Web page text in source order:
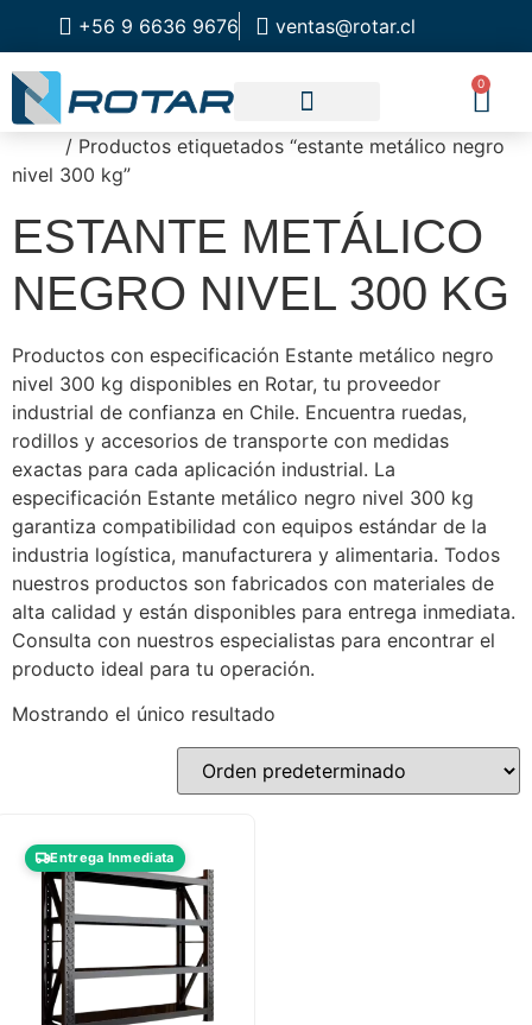
+56 9 6636 9676 ventas@rotar.cl
0
/ Productos etiquetados “estante metálico negro
nivel 300 kg”
ESTANTE METÁLICO
NEGRO NIVEL 300 KG
Productos con especificación Estante metálico negro
nivel 300 kg disponibles en Rotar, tu proveedor
industrial de confianza en Chile. Encuentra ruedas,
rodillos y accesorios de transporte con medidas
exactas para cada aplicación industrial. La
especificación Estante metálico negro nivel 300 kg
garantiza compatibilidad con equipos estándar de la
industria logística, manufacturera y alimentaria. Todos
nuestros productos son fabricados con materiales de
alta calidad y están disponibles para entrega inmediata.
Consulta con nuestros especialistas para encontrar el
producto ideal para tu operación.
Mostrando el único resultado
Entrega Inmediata